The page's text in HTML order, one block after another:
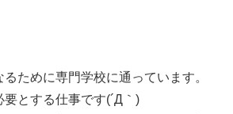
ために専門学校に通っています。
とする仕事です(´Д｀)